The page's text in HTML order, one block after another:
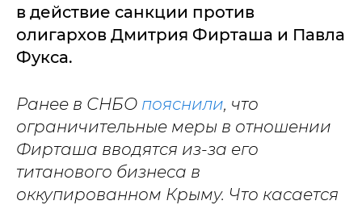
в действие санкции против
олигархов Дмитрия Фирташа и Павла
Фукса.
Ранее в СНБО пояснили, что
ограничительные меры в отношении
Фирташа вводятся из-за его
титанового бизнеса в
оккупированном Крыму. Что касается